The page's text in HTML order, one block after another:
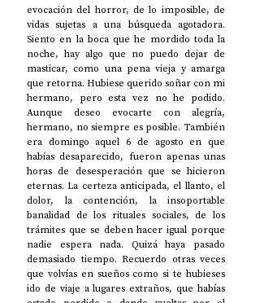
evocación del horror, de lo imposible, de
vidas sujetas a una búsqueda agotadora.
Siento en la boca que he mordido toda la
noche, hay algo que no puedo dejar de
masticar, como una pena vieja y amarga
que retorna. Hubiese querido soñar con mi
hermano, pero esta vez no he podido.
Aunque deseo evocarte con alegría,
hermano, no siempre es posible. También
era domingo aquel 6 de agosto en que
habías desaparecido, fueron apenas unas
horas de desesperación que se hicieron
eternas. La certeza anticipada, el llanto, el
dolor, la contención, la insoportable
banalidad de los rituales sociales, de los
trámites que se deben hacer igual porque
nadie espera nada. Quizá haya pasado
demasiado tiempo. Recuerdo otras veces
que volvías en sueños como si te hubieses
ido de viaje a lugares extraños, que habías